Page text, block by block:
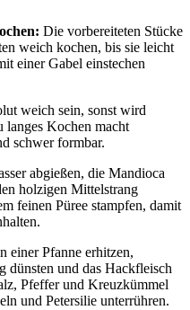
Die vorbereiteten Stücke
weich kochen, bis sie leicht
einer Gabel einstechen
weich sein, sonst wird
langes Kochen macht
schwer formbar.
abgießen, die Mandioca
holzigen Mittelstrang
feinen Püree stampfen, damit
einer Pfanne erhitzen,
dünsten und das Hackfleisch
Pfeffer und Kreuzkümmel
und Petersilie unterrühren.